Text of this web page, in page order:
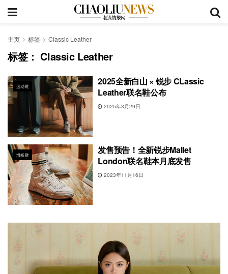
主页 标签 Classic Leather
标签： Classic Leather
运动鞋
2025全新白山 × 锐步 CLassic
Leather联名鞋公布
2025年3月29日
滑板鞋
发售预告！全新锐步Mallet
London联名鞋本月底发售
2023年11月16日